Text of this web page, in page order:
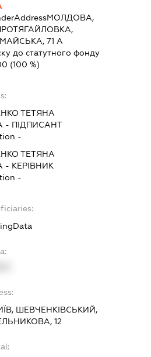
МОЛДОВА,
71 А
до статутного фонду
(100 %)
ТЕТЯНА
- ПІДПИСАНТ
-
ТЕТЯНА
- КЕРІВНИК
-
ШЕВЧЕНКІВСЬКИЙ,
12